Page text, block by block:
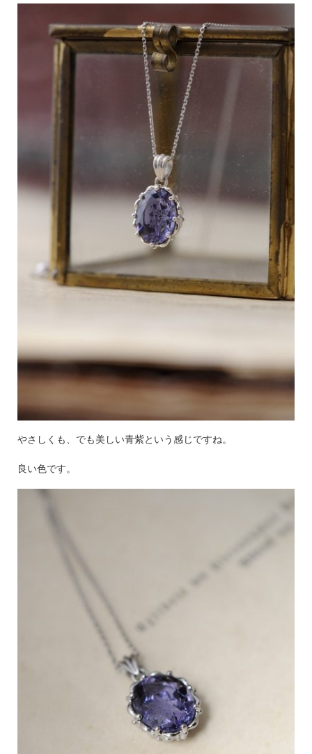
やさしくも、でも美しい青紫という感じですね。
良い色です。